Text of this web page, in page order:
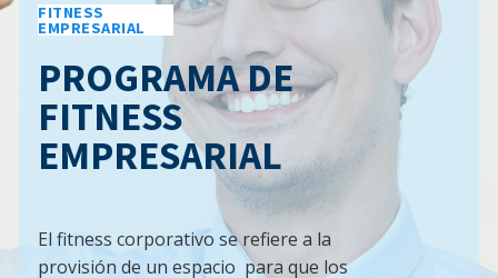
FITNESS
EMPRESARIAL
PROGRAMA DE
FITNESS
EMPRESARIAL
El fitness corporativo se refiere a la
provisión de un espacio para que los